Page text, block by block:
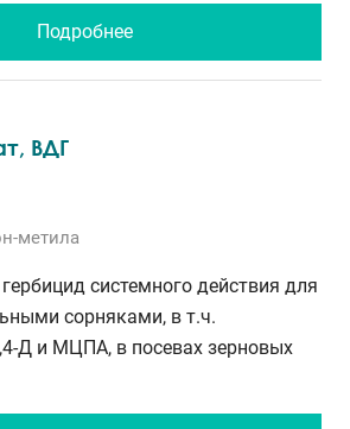
Подробнее
ВДГ
метила
системного действия для
сорняками, в т.ч.
Д и МЦПА, в посевах зерновых